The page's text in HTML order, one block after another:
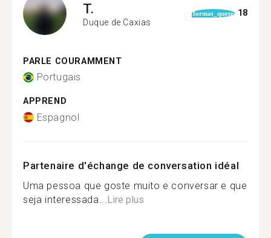
T.
Duque de Caxias
format_quote 18
PARLE COURAMMENT
Portugais
APPREND
Espagnol
Partenaire d'échange de conversation idéal
Uma pessoa que goste muito e conversar e que
seja interessada... Lire plus